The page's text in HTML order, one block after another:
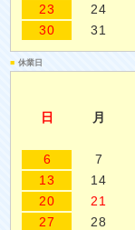
23
24
30
31
■ 休業日
日
月
6
7
13
14
20
21
27
28